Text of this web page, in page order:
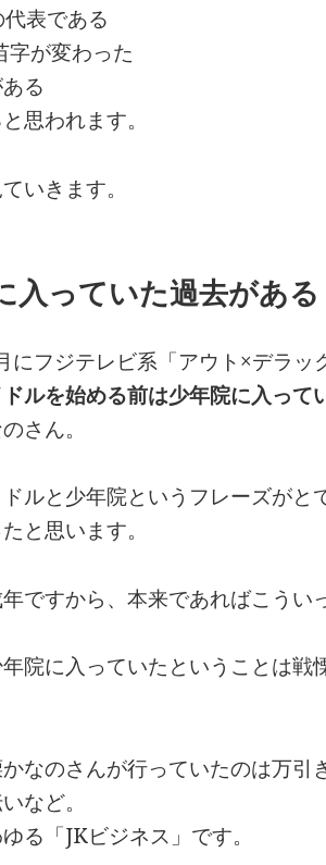
表である
字が変わった
る
思われます。
いきます。
入っていた過去がある
にフジテレビ系「アウト×デラッ
ドルを始める前は少年院に入っ
さん。
ルと少年院というフレーズがと
と思います。
ですから、本来であればこうい
院に入っていたということは戦
なのさんが行っていたのは万引
など。
る「JKビジネス」です。